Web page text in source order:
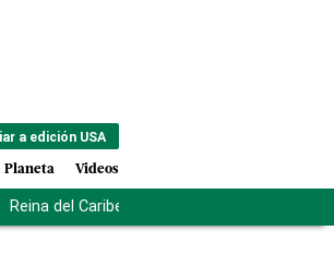
a edición USA
Planeta Videos
Reina del Caribe